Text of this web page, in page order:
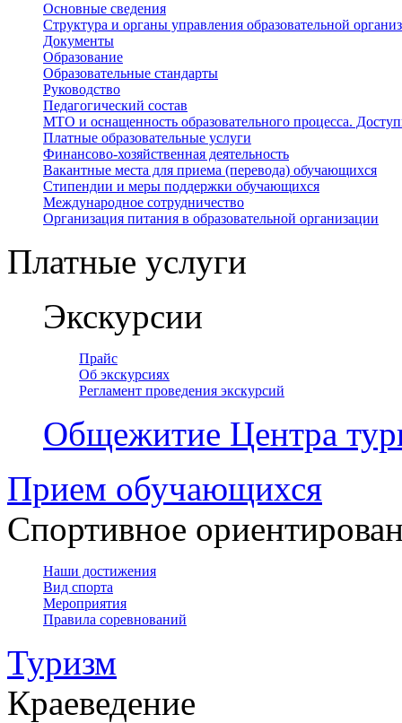
Основные сведения
Структура и органы управления образовательной
Документы
Образование
Образовательные стандарты
Руководство
Педагогический состав
МТО и оснащенность образовательного процесса.
Платные образовательные услуги
Финансово-хозяйственная деятельность
Вакантные места для приема (перевода) обучающихся
Стипендии и меры поддержки обучающихся
Международное сотрудничество
Организация питания в образовательной организации
Платные услуги
Экскурсии
Прайс
Об экскурсиях
Регламент проведения экскурсий
Общежитие Центра
Прием обучающихся
Спортивное
Наши достижения
Вид спорта
Мероприятия
Правила соревнований
Туризм
Краеведение